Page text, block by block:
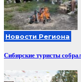
Новости Региона
Сибирские туристы